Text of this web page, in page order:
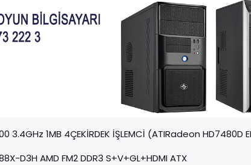
3.4GHz 1MB 4ÇEKİRDEK İŞLEMCİ (ATIRadeon HD7480D
D3H AMD FM2 DDR3 S+V+GL+HDMI ATX